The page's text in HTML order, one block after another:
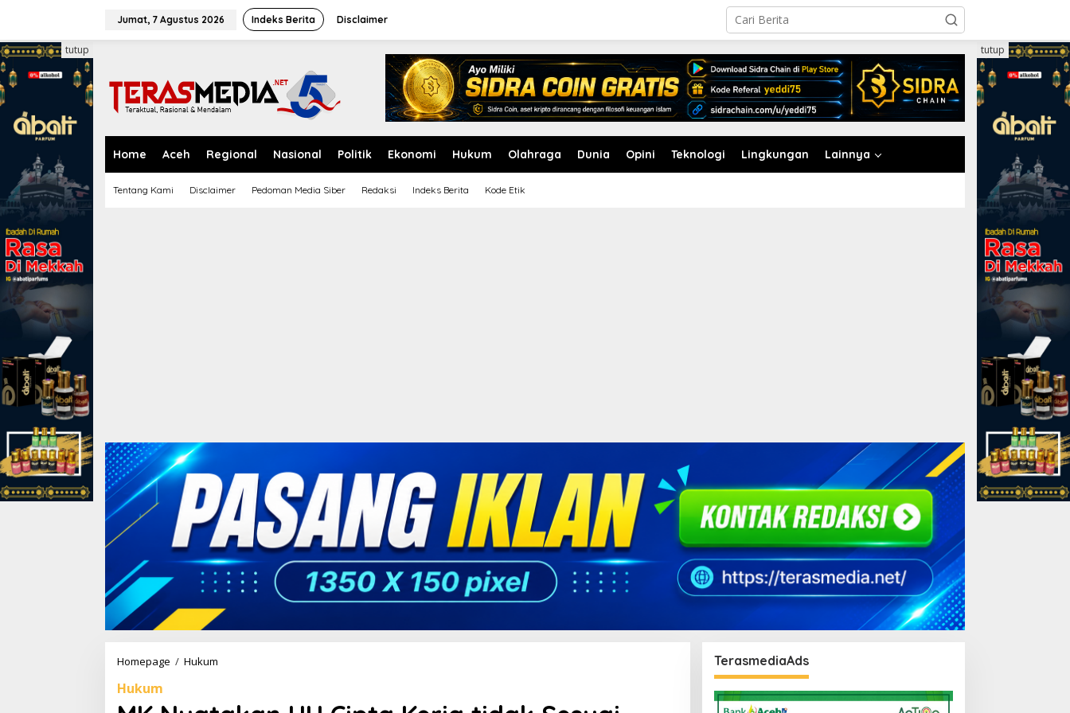
a
t
i
k
e
Jumat, 7 Agustus 2026 Indeks Berita Disclaimer
Home Aceh Regional Nasional Politik Ekonomi Hukum Olahraga Dunia Opini Teknologi Lingkungan Lainnya
Tentang Kami Disclaimer Pedoman Media Siber Redaksi Indeks Berita Kode Etik
tutup tutup
Homepage / Hukum
Hukum
TerasmediaAds